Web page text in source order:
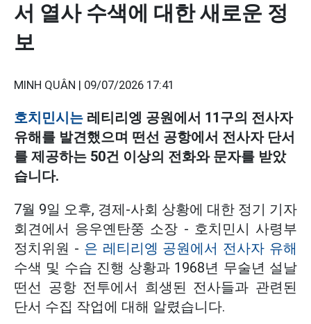
서 열사 수색에 대한 새로운 정
보
MINH QUÂN | 09/07/2026 17:41
호치민시는 레티리엥 공원에서 11구의 전사자
유해를 발견했으며 떤선 공항에서 전사자 단서
를 제공하는 50건 이상의 전화와 문자를 받았
습니다.
7월 9일 오후, 경제-사회 상황에 대한 정기 기자
회견에서 응우옌탄쭝 소장 - 호치민시 사령부
정치위원 - 은 레티리엥 공원에서 전사자 유해
수색 및 수습 진행 상황과 1968년 무술년 설날
떤선 공항 전투에서 희생된 전사들과 관련된
단서 수집 작업에 대해 알렸습니다.